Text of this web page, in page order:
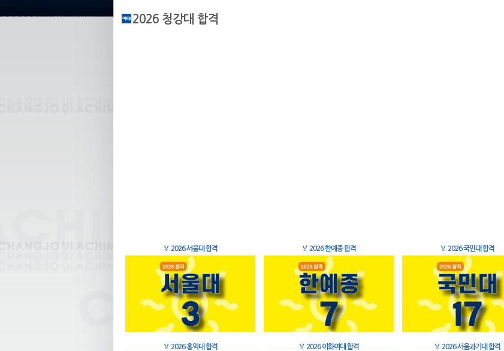
2026 청강대 합격
🏅 2026 서울대 합격 🏅 2026 한예종 합격 🏅 2026 국민대 합격
🏅 2026 홍익대 합격 🏅 2026 이화여대 합격 🏅 2026 서울과기대 합격